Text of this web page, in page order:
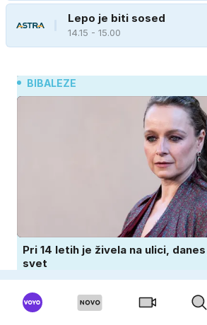
Lepo je biti sosed
14.15 - 15.00
BIBALEZE
Pri 14 letih je živela na ulici,
svet
Zakaj se sorojenci toliko
se ob tem učijo?